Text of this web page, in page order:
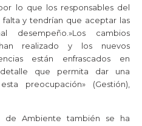
lo que los responsables del
y tendrían que aceptar las
desempeño.»Los cambios
realizado y los nuevos
están enfrascados en
que permita dar una
preocupación» (Gestión),
de Ambiente también se ha